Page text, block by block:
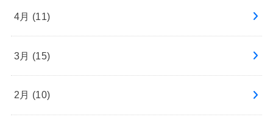
4月 (11)
3月 (15)
2月 (10)